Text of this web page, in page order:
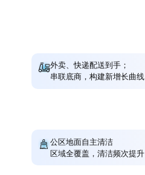
外卖、快递配送到手；
串联底商，构建新增长曲线
公区地面自主清洁
区域全覆盖，清洁频次提升